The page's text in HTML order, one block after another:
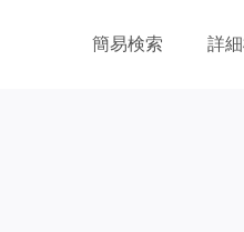
簡易検索 詳